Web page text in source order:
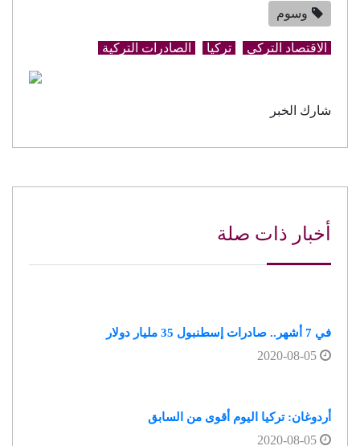
وسوم
الاقتصاد التركي تركيا الصادرات التركية
شارك الخبر
أخبار ذات صلة
في 7 أشهر.. صادرات إسطنبول 35 مليار دولار
أردوغان: تركيا اليوم أقوى من السابق